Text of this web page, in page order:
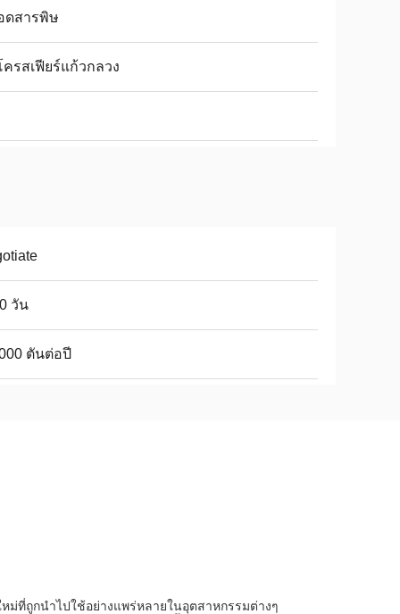
ดสารพิษ
ครสเฟียร์แก้วกลวง
วัน
ตันต่อปี
ม่ที่ถูกนำไปใช้อย่างแพร่หลายในอุตสาหกรรมต่างๆ